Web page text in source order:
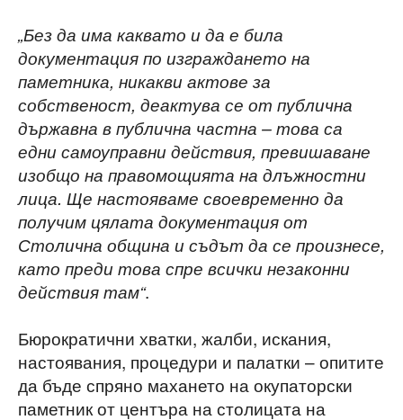
„Без да има каквато и да е била
документация по изграждането на
паметника, никакви актове за
собственост, деактува се от публична
държавна в публична частна – това са
едни самоуправни действия, превишаване
изобщо на правомощията на длъжностни
лица. Ще настояваме своевременно да
получим цялата документация от
Столична община и съдът да се произнесе,
като преди това спре всички незаконни
действия там“.
Бюрократични хватки, жалби, искания,
настоявания, процедури и палатки – опитите
да бъде спряно махането на окупаторски
паметник от центъра на столицата на